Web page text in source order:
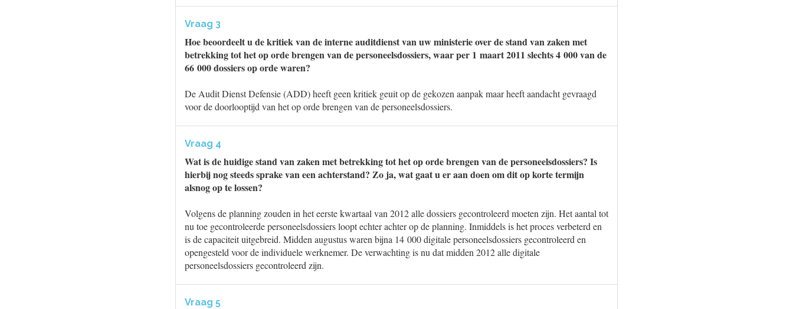
Vraag 3
Hoe beoordeelt u de kritiek van de interne auditdienst van uw ministerie over de stand van zaken met
betrekking tot het op orde brengen van de personeelsdossiers, waar per 1 maart 2011 slechts 4 000 van de
66 000 dossiers op orde waren?
De Audit Dienst Defensie (ADD) heeft geen kritiek geuit op de gekozen aanpak maar heeft aandacht gevraagd
voor de doorlooptijd van het op orde brengen van de personeelsdossiers.
Vraag 4
Wat is de huidige stand van zaken met betrekking tot het op orde brengen van de personeelsdossiers? Is
hierbij nog steeds sprake van een achterstand? Zo ja, wat gaat u er aan doen om dit op korte termijn
alsnog op te lossen?
Volgens de planning zouden in het eerste kwartaal van 2012 alle dossiers gecontroleerd moeten zijn. Het aantal tot
nu toe gecontroleerde personeelsdossiers loopt echter achter op de planning. Inmiddels is het proces verbeterd en
is de capaciteit uitgebreid. Midden augustus waren bijna 14 000 digitale personeelsdossiers gecontroleerd en
opengesteld voor de individuele werknemer. De verwachting is nu dat midden 2012 alle digitale
personeelsdossiers gecontroleerd zijn.
Vraag 5